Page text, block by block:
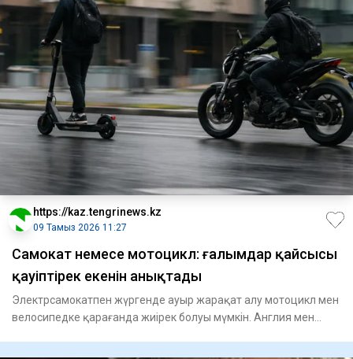
https://kaz.tengrinews.kz
09 Тамыз 2026 11:27
Самокат немесе мотоцикл: ғалымдар қайсысы
қауіптірек екенін анықтады
Электрсамокатпен жүргенде ауыр жарақат алу мотоцикл мен
велосипедке қарағанда жиірек болуы мүмкін. Англия мен